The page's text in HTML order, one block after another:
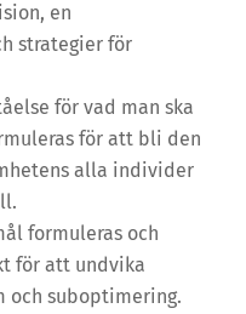
en
strategier för
för vad man ska
för att bli den
alla individer
formuleras och
för att undvika
och suboptimering.